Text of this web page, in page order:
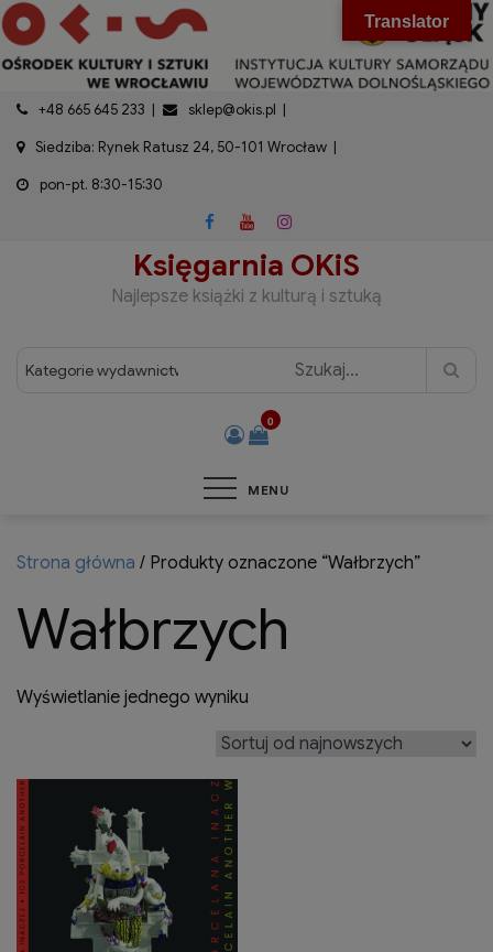
treści
Skip
to
content
+48 665 645 233
sklep@okis.pl
Siedziba: Rynek Ratusz 24, 50-101 Wrocław
pon-pt. 8:30-15:30
Księgarnia OKiS
Najlepsze książki z kulturą i sztuką
0
MENU
Strona główna / Produkty oznaczone “Wałbrzych”
Wałbrzych
Wyświetlanie jednego wyniku
Translator